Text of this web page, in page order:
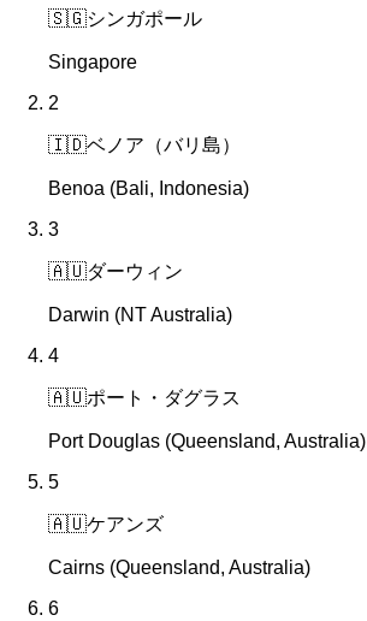
🇸🇬シンガポール
Singapore
2
🇮🇩ベノア（バリ島）
Benoa (Bali, Indonesia)
3
🇦🇺ダーウィン
Darwin (NT Australia)
4
🇦🇺ポート・ダグラス
Port Douglas (Queensland, Australia)
5
🇦🇺ケアンズ
Cairns (Queensland, Australia)
6